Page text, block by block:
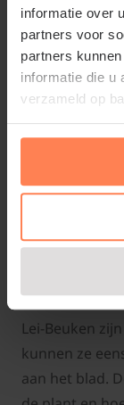
informatie over
partners voor
partners
informatie die u
verzameld op
We adviseren
haag.
de takken het
vrijwel
Lei-Beuken
kunnen ze
aan het blad.